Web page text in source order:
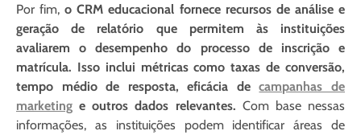
Por fim,o CRM educacional fornece recursos de análise e
geração de relatório que permitem às instituições
avaliarem o desempenho do processo de inscrição e
matrícula. Isso inclui métricas como taxas de conversão,
tempo médio de resposta, eficácia decampanhas de
marketing e outros dados relevantes. Com base nessas
informações, as instituições podem identificar áreas de